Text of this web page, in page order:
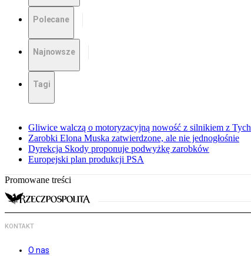
Polecane
Najnowsze
Tagi
Gliwice walczą o motoryzacyjną nowość z silnikiem z Tych
Zarobki Elona Muska zatwierdzone, ale nie jednogłośnie
Dyrekcja Skody proponuje podwyżkę zarobków
Europejski plan produkcji PSA
Promowane treści
KONTAKT
O nas